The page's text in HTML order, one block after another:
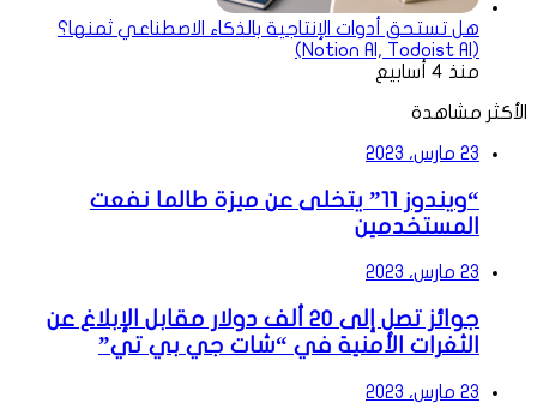
هل تستحق أدوات الإنتاجية بالذكاء الاصطناعي ثمنها؟
(Notion AI, Todoist AI)
منذ 4 أسابيع
الأكثر مشاهدة
23 مارس، 2023
“ويندوز 11” يتخلى عن ميزة طالما نفعت
المستخدمين
23 مارس، 2023
جوائز تصل إلى 20 ألف دولار مقابل الإبلاغ عن
الثغرات الأمنية في “شات جي بي تي”
23 مارس، 2023